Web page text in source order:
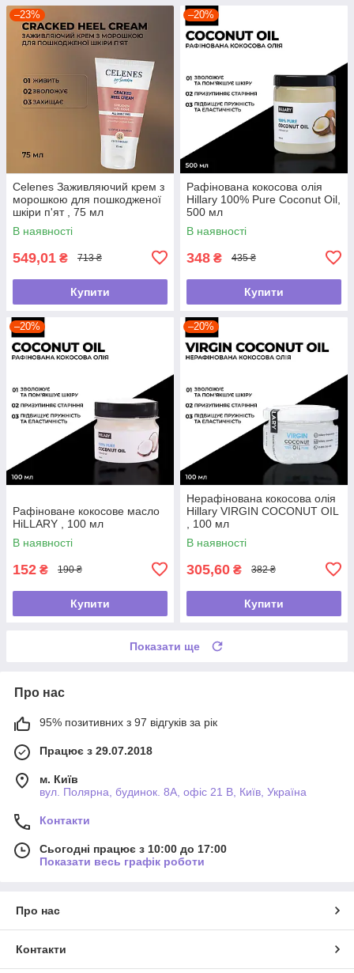
–23%
Celenes Заживляючий крем з
морошкою для пошкодженої
шкіри п'ят , 75 мл
В наявності
549,01 ₴ 713 ₴
Купити
–20%
Рафінована кокосова олія
Hillary 100% Pure Coconut Oil,
500 мл
В наявності
348 ₴ 435 ₴
Купити
–20%
Рафіноване кокосове масло
HiLLARY , 100 мл
В наявності
152 ₴ 190 ₴
Купити
–20%
Нерафінована кокосова олія
Hillary VIRGIN COCONUT OIL
, 100 мл
В наявності
305,60 ₴ 382 ₴
Купити
Показати ще
Про нас
95% позитивних з 97 відгуків за рік
Працює з 29.07.2018
м. Київ
вул. Полярна, будинок. 8А, офіс 21 В, Київ, Україна
Контакти
Сьогодні працює з 10:00 до 17:00
Показати весь графік роботи
Про нас
Контакти